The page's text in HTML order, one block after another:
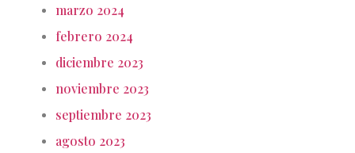
marzo 2024
febrero 2024
diciembre 2023
noviembre 2023
septiembre 2023
agosto 2023